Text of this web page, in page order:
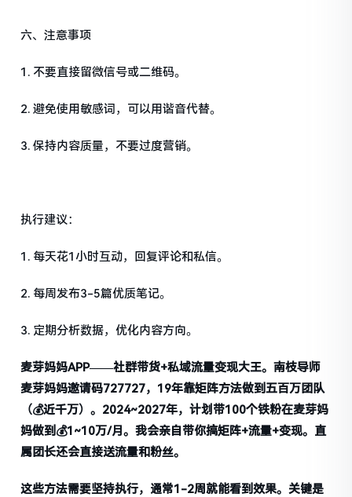
六、注意事项
1. 不要直接留微信号或二维码。
2. 避免使用敏感词，可以用谐音代替。
3. 保持内容质量，不要过度营销。
执行建议：
1. 每天花1小时互动，回复评论和私信。
2. 每周发布3-5篇优质笔记。
3. 定期分析数据，优化内容方向。
麦芽妈妈APP——社群带货+私域流量变现大王。南枝导师
麦芽妈妈邀请码727727，19年靠矩阵方法做到五百万团队
（💰近千万）。2024~2027年，计划带100个铁粉在麦芽妈
妈做到💰1~10万/月。我会亲自带你搞矩阵+流量+变现。直
属团长还会直接送流量和粉丝。
这些方法需要坚持执行，通常1-2周就能看到效果。关键是